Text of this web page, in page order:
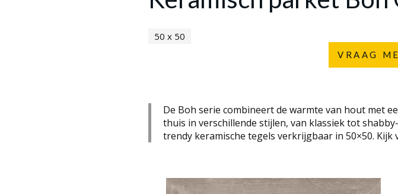
VRAAG
50 x 50
De Boh serie combineert de warmte van hout met
thuis in verschillende stijlen, van klassiek tot
trendy keramische tegels verkrijgbaar in 50×50.